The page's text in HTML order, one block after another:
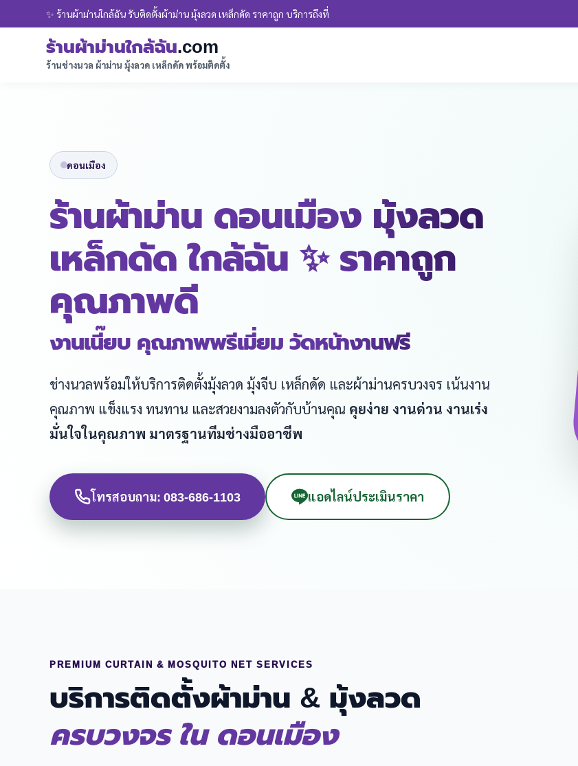
✨ ร้านผ้าม่านใกล้ฉัน รับติดตั้งผ้าม่าน มุ้งลวด เหล็กดัด ราคาถูก บริการถึงที่
ร้านผ้าม่านใกล้ฉัน.com
ร้านช่างนวล ผ้าม่าน มุ้งลวด เหล็กดัด พร้อมติดตั้ง
ดอนเมือง
ร้านผ้าม่าน ดอนเมือง มุ้งลวด
เหล็กดัด ใกล้ฉัน ✨ ราคาถูก
คุณภาพดี
งานเนี๊ยบ คุณภาพพรีเมี่ยม วัดหน้างานฟรี
ช่างนวลพร้อมให้บริการติดตั้งมุ้งลวด มุ้งจีบ เหล็กดัด และผ้าม่านครบวงจร เน้นงาน
คุณภาพ แข็งแรง ทนทาน และสวยงามลงตัวกับบ้านคุณ คุยง่าย งานด่วน งานเร่ง
มั่นใจในคุณภาพ มาตรฐานทีมช่างมืออาชีพ
โทรสอบถาม: 083-686-1103 แอดไลน์ประเมินราคา
PREMIUM CURTAIN & MOSQUITO NET SERVICES
บริการติดตั้งผ้าม่าน & มุ้งลวด
ครบวงจร ใน ดอนเมือง